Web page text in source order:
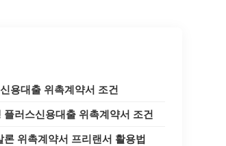
용대출 위촉계약서 조건
플러스신용대출 위촉계약서 조건
론 위촉계약서 프리랜서 활용법